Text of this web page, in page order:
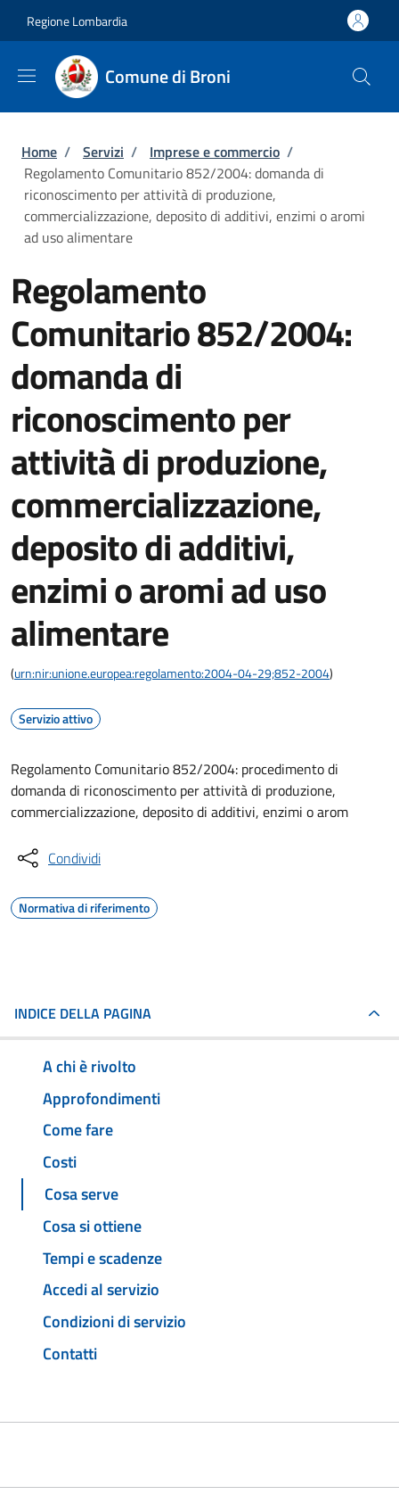
Regione Lombardia
Comune di Broni
Briciole di pane
Home / Servizi / Imprese e commercio /
Regolamento Comunitario 852/2004: domanda di
riconoscimento per attività di produzione,
commercializzazione, deposito di additivi, enzimi o aromi
ad uso alimentare
Regolamento
Comunitario 852/2004:
domanda di
riconoscimento per
attività di produzione,
commercializzazione,
deposito di additivi,
enzimi o aromi ad uso
alimentare
(urn:nir:unione.europea:regolamento:2004-04-29;852-2004)
Servizio attivo
Regolamento Comunitario 852/2004: procedimento di
domanda di riconoscimento per attività di produzione,
commercializzazione, deposito di additivi, enzimi o arom
Condividi
Normativa di riferimento
INDICE DELLA PAGINA
A chi è rivolto
Approfondimenti
Come fare
Costi
Cosa serve
Cosa si ottiene
Tempi e scadenze
Accedi al servizio
Condizioni di servizio
Contatti